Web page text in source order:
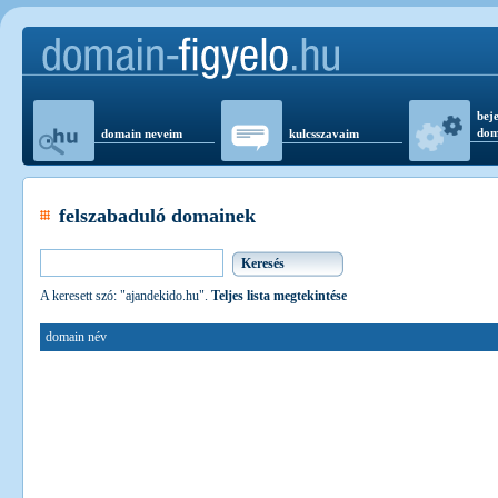
domain neveim kulcsszavaim
felszabaduló domainek
A keresett szó: "ajandekido.hu". Teljes lista megtekintése
domain név